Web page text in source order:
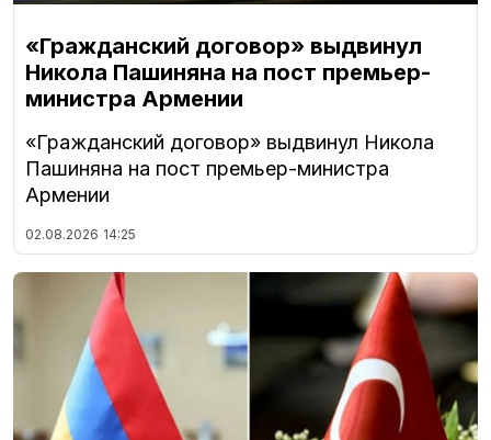
«Гражданский договор» выдвинул
Никола Пашиняна на пост премьер-
министра Армении
«Гражданский договор» выдвинул Никола
Пашиняна на пост премьер-министра
Армении
02.08.2026 14:25